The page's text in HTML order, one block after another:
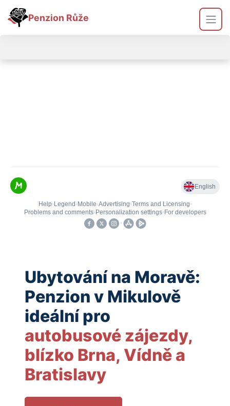
Penzion Růže
Ubytování na Moravě:
Penzion v Mikulově
ideální pro
autobusové zájezdy,
blízko Brna, Vídně a
Bratislavy